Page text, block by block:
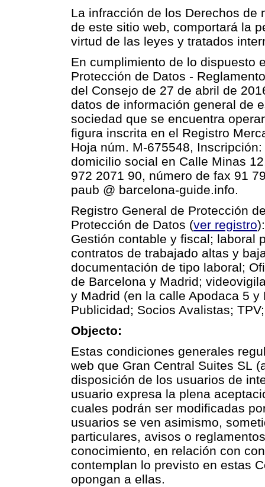
La infracción de los Derechos de
de este sitio web, comportará la
virtud de las leyes y tratados
En cumplimiento de lo dispuesto
Protección de Datos -
del Consejo de 27 de abril de
datos de información general de
sociedad que se encuentra
figura inscrita en el Registro
Hoja núm. M-675548, Inscripción:
domicilio social en Calle Minas
972 2071 90, número de fax 91
paub @ barcelona-guide.info.
Registro General de Protección
Protección de Datos (ver registro
Gestión contable y fiscal; laboral
contratos de trabajado altas y
documentación de tipo laboral;
de Barcelona y Madrid;
y Madrid (en la calle Apodaca 5
Publicidad; Socios Avalistas;
Objecto:
Estas condiciones generales
web que Gran Central Suites SL
disposición de los usuarios de
usuario expresa la plena
cuales podrán ser modificadas
usuarios se ven asimismo,
particulares, avisos o
conocimiento, en relación con
contemplan lo previsto en estas
opongan a ellas.